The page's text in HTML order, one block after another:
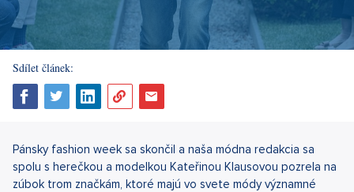
Sdílet článek:
Pánsky fashion week sa skončil a naša módna redakcia sa
spolu s herečkou a modelkou Kateřinou Klausovou pozrela na
zúbok trom značkám, ktoré majú vo svete módy významné